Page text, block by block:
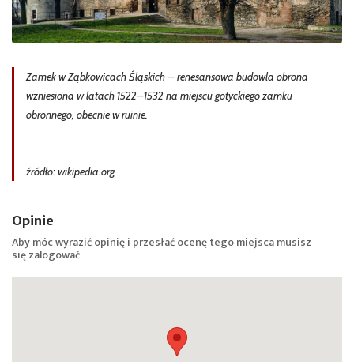
Zamek w Ząbkowicach Śląskich – renesansowa budowla obrona
wzniesiona w latach 1522–1532 na miejscu gotyckiego zamku
obronnego, obecnie w ruinie.
źródło: wikipedia.org
Opinie
Aby móc wyrazić opinię i przesłać ocenę tego miejsca musisz
sięzalogować